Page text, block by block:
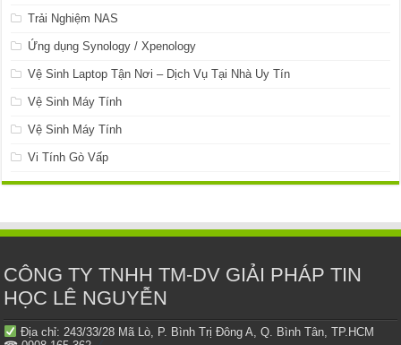
Trải Nghiệm NAS
Ứng dụng Synology / Xpenology
Vệ Sinh Laptop Tận Nơi – Dịch Vụ Tại Nhà Uy Tín
Vệ Sinh Máy Tính
Vệ Sinh Máy Tính
Vi Tính Gò Vấp
CÔNG TY TNHH TM-DV GIẢI PHÁP TIN
HỌC LÊ NGUYỄN
Địa chỉ: 243/33/28 Mã Lò, P. Bình Trị Đông A, Q. Bình Tân, TP.HCM